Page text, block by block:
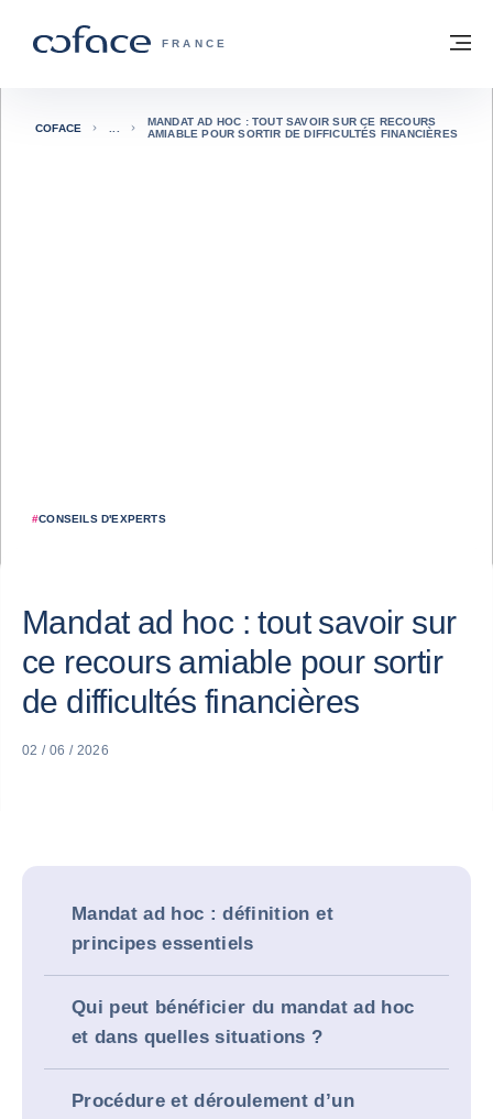
COFACE, FOR TRADE - PAGE
FRANCE
Retour à la page d'accueil
#CONSEILS D'EXPERTS
COFACE
MANDAT AD HOC : TOUT SAVOIR SUR CE RECOURS
AMIABLE POUR SORTIR DE DIFFICULTÉS FINANCIÈRES
Mandat ad hoc : tout savoir sur
ce recours amiable pour sortir
de difficultés financières
02 / 06 / 2026
Mandat ad hoc : définition et
principes essentiels
Qui peut bénéficier du mandat ad hoc
et dans quelles situations ?
Procédure et déroulement d’un